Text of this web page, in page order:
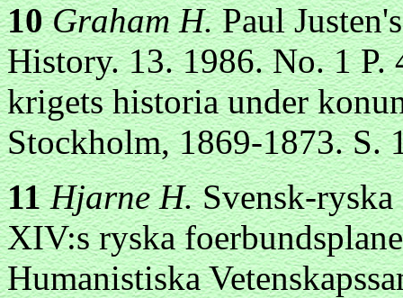
10Graham H.Paul
History. 13. 1986. No. 1 P.
krigets historia under
Stockholm, 1869-1873. S.
11Hjarne H.Svensk-
XIV:s ryska
Humanistiska